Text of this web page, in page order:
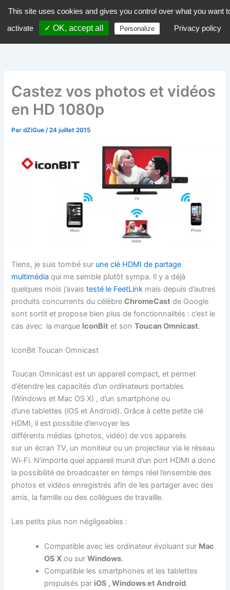
contenu
dZiGue
Castez vos photos et vidéos
en HD 1080p
PardZiGue/24 juillet 2015
Tiens, je suis tombé sur une clé HDMI de partage
multimédia qui me semble plutôt sympa. Il y a déjà
quelques mois j’avaistesté le FeetLink mais depuis d’autres
produits concurrents du célèbreChromeCast de Google
sont sortit et propose bien plus de fonctionnalités : c’est le
cas avec la marque IconBit et sonToucan Omnicast.
IconBit Toucan Omnicast
Toucan Omnicast est un appareil compact, et permet
d’étendre les capacités d’un ordinateurs portables
(Windows et Mac OS X) , d’un smartphone ou
d’une tablettes (iOS et Android). Grâce à cette petite clé
HDMI, il est possible d’envoyer les
différents médias (photos, vidéo) de vos appareils
sur un écran TV, un moniteur ou un projecteur via le réseau
Wi-Fi. N’importe quel appareil munit d’un port HDMI a donc
la possibilité de broadcaster en temps réel l’ensemble des
photos et vidéos enregistrés afin de les partager avec des
amis, la famille ou des collègues de travaille.
Les petits plus non négligeables :
Compatible avec les ordinateur évoluant sur Mac
OS X ou surWindows.
Compatible les smartphones et les tablettes
propulsés par iOS , Windows et Android.
This site uses cookies and gives you control over what you want
activate
✓ OK, accept all Personalize Privacy policy